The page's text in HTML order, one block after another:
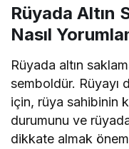
Rüyada Altın
Nasıl
Rüyada altın
semboldür. Rüyayı
için, rüya sahibinin
durumunu ve
dikkate almak